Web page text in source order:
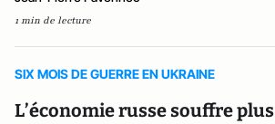
1 min de lecture
SIX MOIS DE GUERRE EN UKRAINE
L’économie russe souffre plus